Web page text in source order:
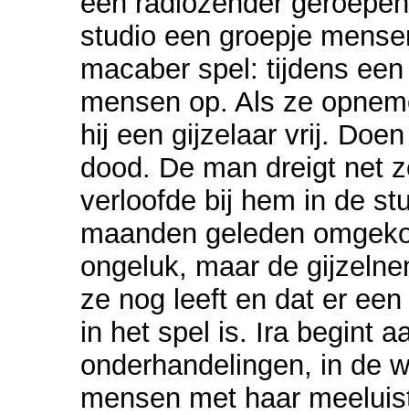
studio een groepje
macaber spel: tijdens
mensen op. Als ze
hij een gijzelaar vrij.
dood. De man dreigt net
verloofde bij hem in de
maanden geleden
ongeluk, maar de
ze nog leeft en dat er
in het spel is. Ira begint
onderhandelingen, in de
mensen met haar